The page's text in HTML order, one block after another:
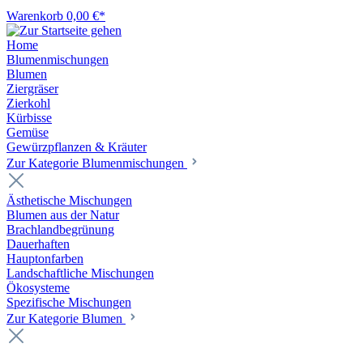
Warenkorb 0,00 €*
Home
Blumenmischungen
Blumen
Ziergräser
Zierkohl
Kürbisse
Gemüse
Gewürzpflanzen & Kräuter
Zur Kategorie Blumenmischungen
Ästhetische Mischungen
Blumen aus der Natur
Brachlandbegrünung
Dauerhaften
Hauptonfarben
Landschaftliche Mischungen
Ökosysteme
Spezifische Mischungen
Zur Kategorie Blumen